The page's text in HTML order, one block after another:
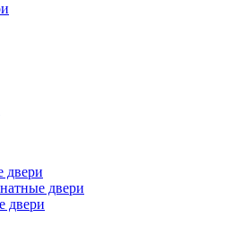
двери
двери
двери